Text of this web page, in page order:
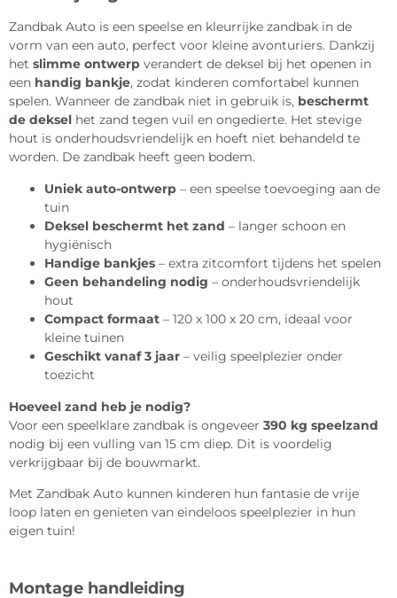
Zandbak Auto is een speelse en kleurrijke zandbak in de
vorm van een auto, perfect voor kleine avonturiers. Dankzij
het slimme ontwerp verandert de deksel bij het openen in
een handig bankje, zodat kinderen comfortabel kunnen
spelen. Wanneer de zandbak niet in gebruik is, beschermt
de deksel het zand tegen vuil en ongedierte. Het stevige
hout is onderhoudsvriendelijk en hoeft niet behandeld te
worden. De zandbak heeft geen bodem.
Uniek auto-ontwerp – een speelse toevoeging aan de
tuin
Deksel beschermt het zand – langer schoon en
hygiënisch
Handige bankjes – extra zitcomfort tijdens het spelen
Geen behandeling nodig – onderhoudsvriendelijk
hout
Compact formaat – 120 x 100 x 20 cm, ideaal voor
kleine tuinen
Geschikt vanaf 3 jaar – veilig speelplezier onder
toezicht
Hoeveel zand heb je nodig?
Voor een speelklare zandbak is ongeveer 390 kg speelzand
nodig bij een vulling van 15 cm diep. Dit is voordelig
verkrijgbaar bij de bouwmarkt.
Met Zandbak Auto kunnen kinderen hun fantasie de vrije
loop laten en genieten van eindeloos speelplezier in hun
eigen tuin!
Montage handleiding